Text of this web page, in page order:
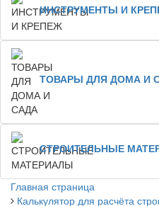
ИНСТРУМЕНТЫ И
ТОВАРЫ ДЛЯ ДОМА И
СТРОИТЕЛЬНЫЕ
Главная страница
Калькулятор для расчёта